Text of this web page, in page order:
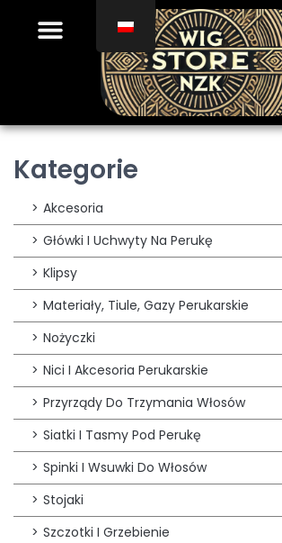
Kategorie
Akcesoria
Główki I Uchwyty Na Perukę
Klipsy
Materiały, Tiule, Gazy Perukarskie
Nożyczki
Nici I Akcesoria Perukarskie
Przyrządy Do Trzymania Włosów
Siatki I Tasmy Pod Perukę
Spinki I Wsuwki Do Włosów
Stojaki
Szczotki I Grzebienie